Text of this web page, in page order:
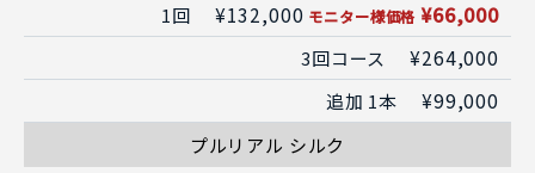
1回 ¥132,000 モニター様価格 ¥66,000
3回コース ¥264,000
追加 1本 ¥99,000
プルリアル シルク